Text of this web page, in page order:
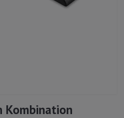
Kombination